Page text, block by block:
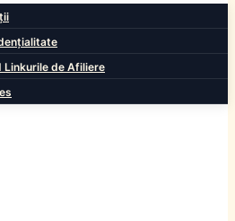
de Afiliere